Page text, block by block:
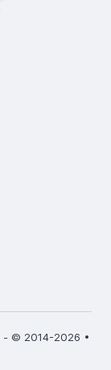
- © 2014-2026 •